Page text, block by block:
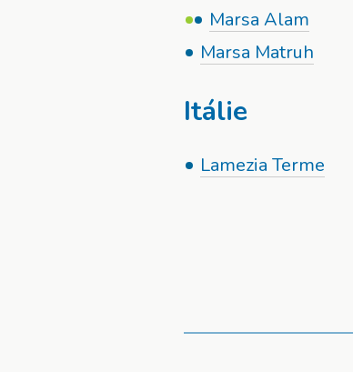
Marsa Alam
Marsa Matruh
Itálie
Lamezia Terme